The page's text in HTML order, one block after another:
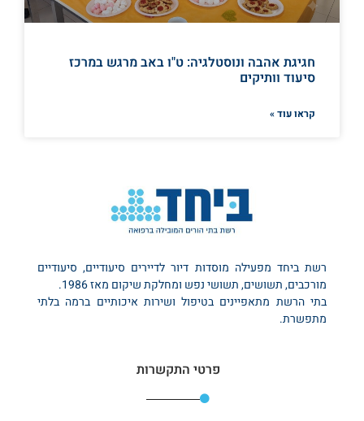
חגיגת אהבה ונוסטלגיה: ט"ו באב מרגש במרכז
סיעוד וותיקים
קראו עוד »
רשת ביחד מפעילה מוסדות דיור לדיירים סיעודיים, סיעודיים
מורכבים, תשושים, תשושי נפש ומחלקת שיקום מאז 1986.
בתי הרשת מתאפיינים בטיפול ושירות איכותיים ברמה בלתי
מתפשרת.
פרטי התקשרות